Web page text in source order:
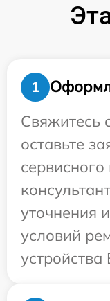
1
Свяжитесь
оставьте
уточнения
условий
устройства